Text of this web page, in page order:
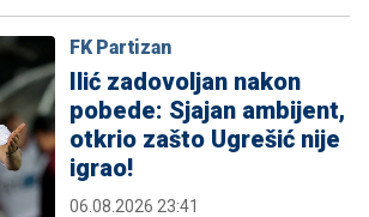
FK Partizan
Ilić zadovoljan nakon
pobede: Sjajan ambijent,
otkrio zašto Ugrešić nije
igrao!
06.08.2026 23:41